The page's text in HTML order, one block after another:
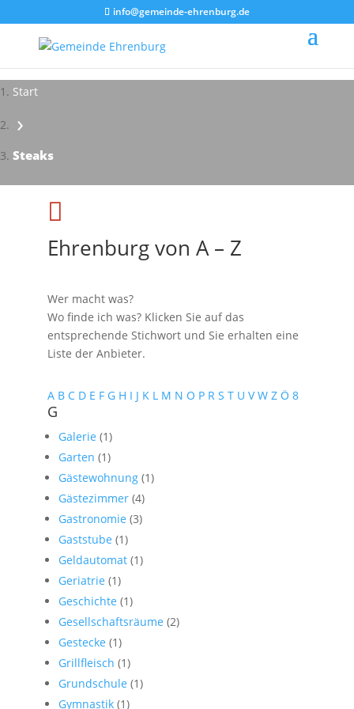
info@gemeinde-ehrenburg.de
Start
›
Steaks

Ehrenburg von A – Z
Wer macht was?
Wo finde ich was? Klicken Sie auf das
entsprechende Stichwort und Sie erhalten eine
Liste der Anbieter.
A B C D E F G H I J K L M N O P R S T U V W Z Ö 8
G
Galerie (1)
Garten (1)
Gästewohnung (1)
Gästezimmer (4)
Gastronomie (3)
Gaststube (1)
Geldautomat (1)
Geriatrie (1)
Geschichte (1)
Gesellschaftsräume (2)
Gestecke (1)
Grillfleisch (1)
Grundschule (1)
Gymnastik (1)